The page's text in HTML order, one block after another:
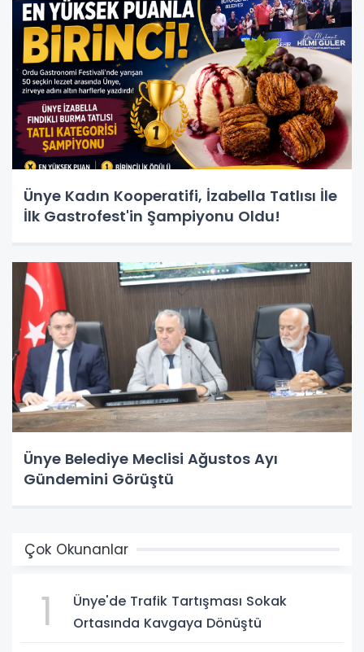
Ünye Kadın Kooperatifi, İzabella Tatlısı İle
İlk Gastrofest'in Şampiyonu Oldu!
Ünye Belediye Meclisi Ağustos Ayı
Gündemini Görüştü
Çok Okunanlar
1
Ünye'de Trafik Tartışması Sokak
Ortasında Kavgaya Dönüştü